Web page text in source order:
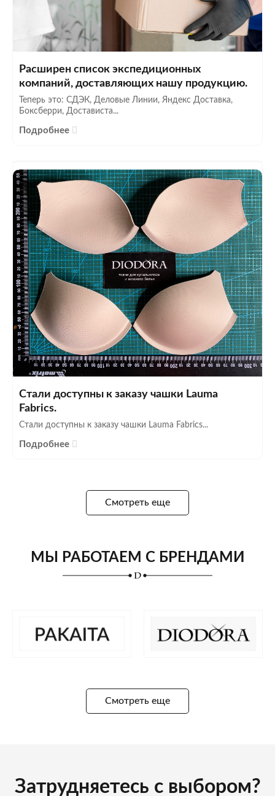
Расширен список экспедиционных
компаний, доставляющих нашу продукцию.
Теперь это: СДЭК, Деловые Линии, Яндекс Доставка,
Боксберри, Достависта...
Подробнее
Стали доступны к заказу чашки Lauma
Fabrics.
Стали доступны к заказу чашки Lauma Fabrics...
Подробнее
Смотреть еще
МЫ РАБОТАЕМ С БРЕНДАМИ
Смотреть еще
Затрудняетесь с выбором?